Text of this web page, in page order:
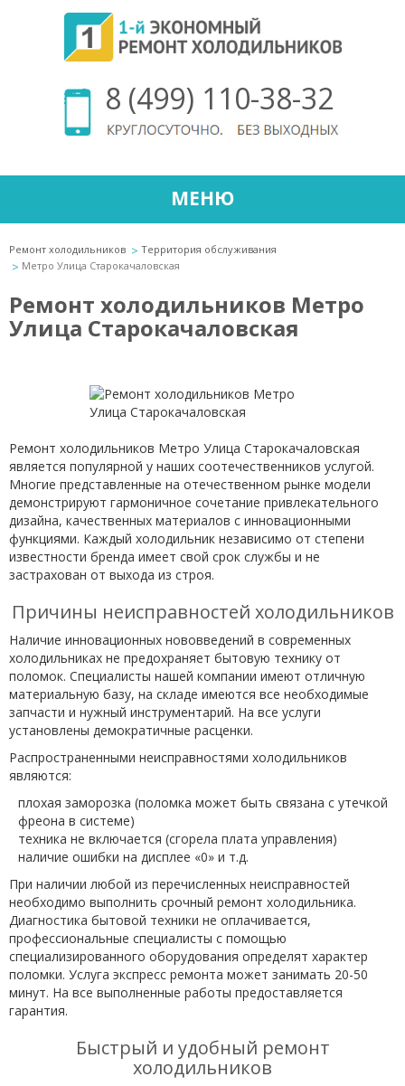
8 (499) 110-38-32
МЕНЮ
Ремонт холодильников
Территория обслуживания
Метро Улица Старокачаловская
Ремонт холодильников Метро
Улица Старокачаловская
Ремонт холодильников Метро Улица Старокачаловская
является популярной у наших соотечественников услугой.
Многие представленные на отечественном рынке модели
демонстрируют гармоничное сочетание привлекательного
дизайна, качественных материалов с инновационными
функциями. Каждый холодильник независимо от степени
известности бренда имеет свой срок службы и не
застрахован от выхода из строя.
Причины неисправностей холодильников
Наличие инновационных нововведений в современных
холодильниках не предохраняет бытовую технику от
поломок. Специалисты нашей компании имеют отличную
материальную базу, на складе имеются все необходимые
запчасти и нужный инструментарий. На все услуги
установлены демократичные расценки.
Распространенными неисправностями холодильников
являются:
плохая заморозка (поломка может быть связана с утечкой
фреона в системе)
техника не включается (сгорела плата управления)
наличие ошибки на дисплее «0» и т.д.
При наличии любой из перечисленных неисправностей
необходимо выполнить срочный ремонт холодильника.
Диагностика бытовой техники не оплачивается,
профессиональные специалисты с помощью
специализированного оборудования определят характер
поломки. Услуга экспресс ремонта может занимать 20-50
минут. На все выполненные работы предоставляется
гарантия.
Быстрый и удобный ремонт
холодильников